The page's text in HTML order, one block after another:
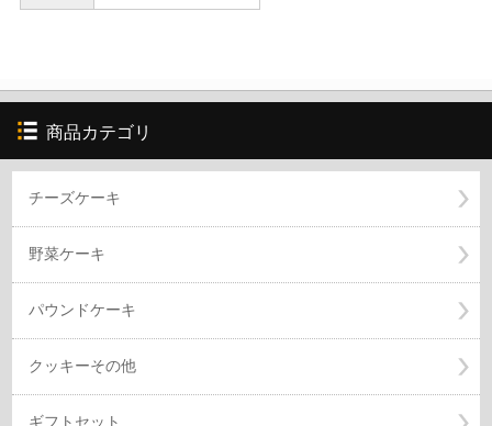
商品カテゴリ
チーズケーキ
野菜ケーキ
パウンドケーキ
クッキーその他
ギフトセット